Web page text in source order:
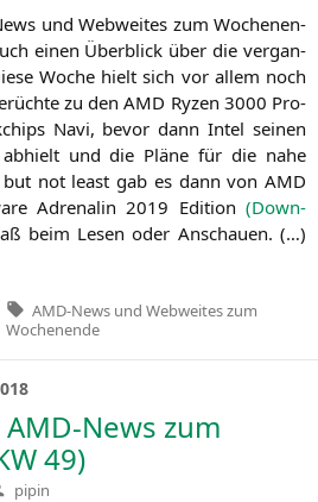
und Web­wei­tes zum Wochen­en­
einen Über­blick über die ver­gan­
Woche hielt sich vor allem noch
zu denAMD Ryzen 3000 Pro­
Navi, bevor dann Intel sei­nen
abhielt und die Plä­ne für die nahe
not least gab es dann vonAMD
Adre­na­lin 2019 Edi­ti­on (Down­
beim Lesen oder Anschau­en. (…)
Tags:
AMD-News und Webweites zum
Wochenende
News zum
49)
Verfasst
pipin